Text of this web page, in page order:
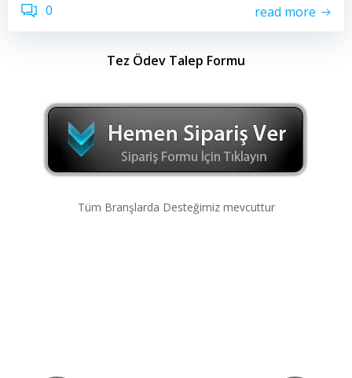
0 read more
Tez Ödev Talep Formu
Tüm Branşlarda Desteğimiz mevcuttur